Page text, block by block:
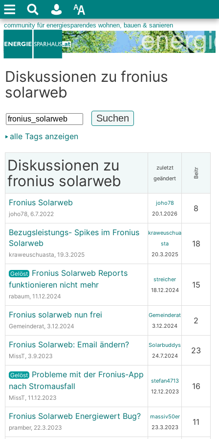
Diskussionen zu fronius
solarweb
alle Tags anzeigen
Diskussionen zu
fronius solarweb
zuletzt
geändert
Beitr
Fronius Solarweb
joho78, 6.7.2022
joho78
20.1.2026
8
Bezugsleistungs- Spikes im Fronius
Solarweb
kraweuschuasta, 19.3.2025
kraweuschua
sta
20.3.2025
18
Gelöst Fronius Solarweb Reports
funktionieren nicht mehr
rabaum, 11.12.2024
streicher
18.12.2024
15
Fronius solarweb nun frei
Gemeinderat, 3.12.2024
Gemeinderat
3.12.2024
2
Fronius Solarweb: Email ändern?
MissT, 3.9.2023
Solarbuddys
24.7.2024
23
Gelöst Probleme mit der Fronius-App
nach Stromausfall
MissT, 11.12.2023
stefan4713
12.12.2023
16
Fronius Solarweb Energiewert Bug?
pramber, 22.3.2023
massiv50er
23.3.2023
11